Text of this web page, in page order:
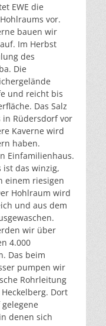
EWE die
vor.
bauen wir
Im Herbst
des
Die
und reicht bis
Das Salz
in Rüdersdorf vor
Kaverne wird
haben.
Einfamilienhaus.
ist das winzig,
einem riesigen
Hohlraum wird
und aus dem
wir über
4.000
Das beim
pumpen wir
Rohrleitung
Dort
denen sich